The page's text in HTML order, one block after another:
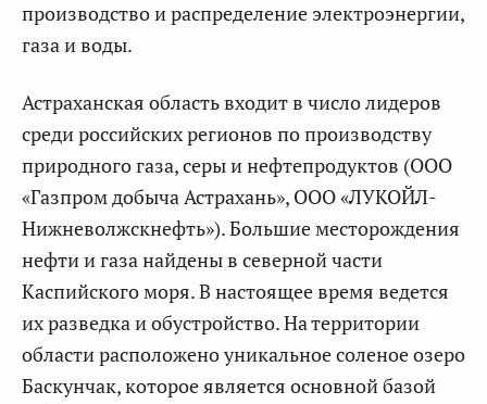
производство и распределение электроэнергии,
газа и воды.
Астраханская область входит в число лидеров
среди российских регионов по производству
природного газа, серы и нефтепродуктов (ООО
«Газпром добыча Астрахань», ООО «ЛУКОЙЛ-
Нижневолжскнефть»). Большие месторождения
нефти и газа найдены в северной части
Каспийского моря. В настоящее время ведется
их разведка и обустройство. На территории
области расположено уникальное соленое озеро
Баскунчак, которое является основной базой